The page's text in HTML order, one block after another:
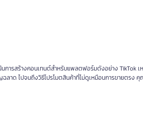
ารสร้างคอนเทนต์สำหรับแพลตฟอร์มดังอย่าง TikTok เ
าด ไปจนถึงวิธีโปรโมตสินค้าที่ไม่ดูเหมือนการขายตรง